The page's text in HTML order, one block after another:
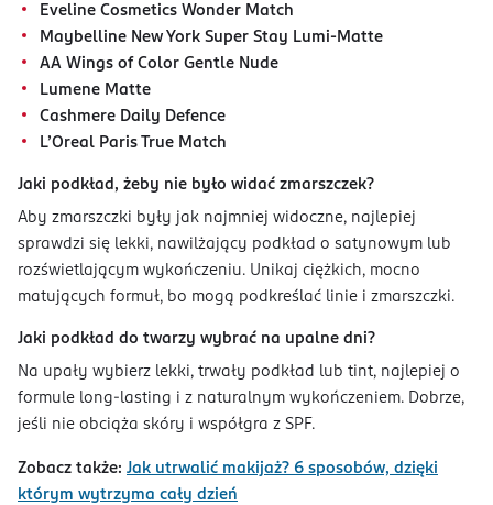
Eveline Cosmetics Wonder Match
Maybelline New York Super Stay Lumi-Matte
AA Wings of Color Gentle Nude
Lumene Matte
Cashmere Daily Defence
L’Oreal Paris True Match
Jaki podkład, żeby nie było widać zmarszczek?
Aby zmarszczki były jak najmniej widoczne, najlepiej
sprawdzi się lekki, nawilżający podkład o satynowym lub
rozświetlającym wykończeniu. Unikaj ciężkich, mocno
matujących formuł, bo mogą podkreślać linie i zmarszczki.
Jaki podkład do twarzy wybrać na upalne dni?
Na upały wybierz lekki, trwały podkład lub tint, najlepiej o
formule long-lasting i z naturalnym wykończeniem. Dobrze,
jeśli nie obciąża skóry i współgra z SPF.
Zobacz także: Jak utrwalić makijaż? 6 sposobów, dzięki
którym wytrzyma cały dzień